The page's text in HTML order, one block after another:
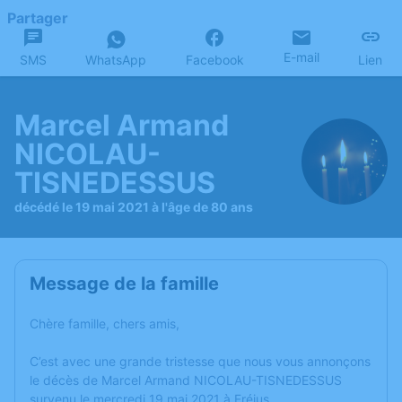
Partager
SMS WhatsApp Facebook E-mail Lien
Marcel Armand
NICOLAU-
TISNEDESSUS
décédé le 19 mai 2021 à l'âge de 80 ans
Message de la famille
Chère famille, chers amis,
C’est avec une grande tristesse que nous vous annonçons
le décès de Marcel Armand NICOLAU-TISNEDESSUS
survenu le mercredi 19 mai 2021 à Fréjus.